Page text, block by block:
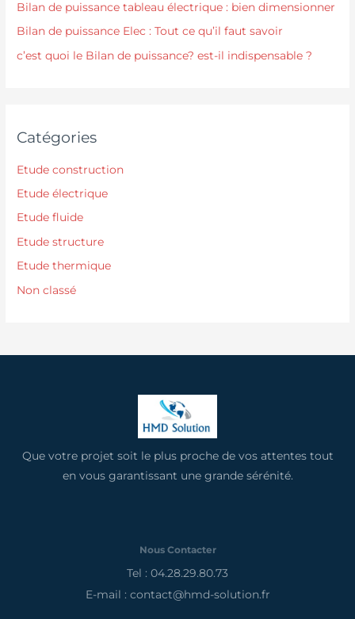
Bilan de puissance tableau électrique : bien dimensionner
Bilan de puissance Elec : Tout ce qu’il faut savoir
c’est quoi le Bilan de puissance? est-il indispensable ?
Catégories
Etude construction
Etude électrique
Etude fluide
Etude structure
Etude thermique
Non classé
Que votre projet soit le plus proche de vos attentes tout
en vous garantissant une grande sérénité.
Nous Contacter
Tel : 04.28.29.80.73
E-mail : contact@hmd-solution.fr